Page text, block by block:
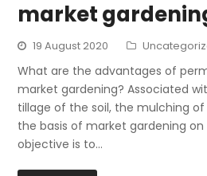
market
19 August 2020
What are the advantages of
market gardening? Associated
tillage of the soil, the mulching
the basis of market gardening on
objective is to…